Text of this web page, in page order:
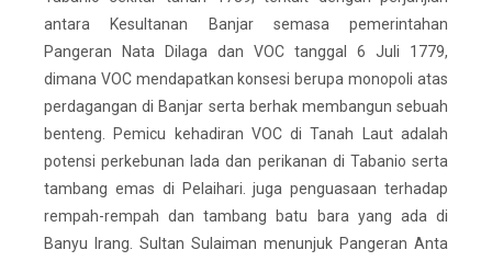
antara Kesultanan Banjar semasa pemerintahan
Pangeran Nata Dilaga dan VOC tanggal 6 Juli 1779,
dimana VOC mendapatkan konsesi berupa monopoli atas
perdagangan di Banjar serta berhak membangun sebuah
benteng. Pemicu kehadiran VOC di Tanah Laut adalah
potensi perkebunan lada dan perikanan di Tabanio serta
tambang emas di Pelaihari. juga penguasaan terhadap
rempah-rempah dan tambang batu bara yang ada di
Banyu Irang. Sultan Sulaiman menunjuk Pangeran Anta